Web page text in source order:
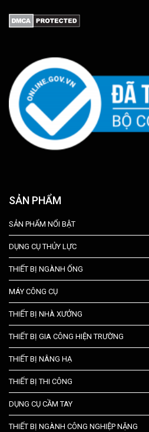
SẢN PHẨM
SẢN PHẨM NỔI BẬT
DỤNG CỤ THỦY LỰC
THIẾT BỊ NGÀNH ỐNG
MÁY CÔNG CỤ
THIẾT BỊ NHÀ XƯỞNG
THIẾT BỊ GIA CÔNG HIỆN TRƯỜNG
THIẾT BỊ NÂNG HẠ
THIẾT BỊ THI CÔNG
DỤNG CỤ CẦM TAY
THIẾT BỊ NGÀNH CÔNG NGHIỆP NẶNG